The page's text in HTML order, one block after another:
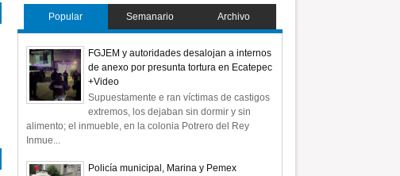
Popular Semanario Archivo
FGJEM y autoridades desalojan a internos
de anexo por presunta tortura en Ecatepec
+Video
Supuestamente e ran víctimas de castigos
extremos, los dejaban sin dormir y sin
alimento; el inmueble, en la colonia Potrero del Rey
Inmue...
Policía municipal, Marina y Pemex